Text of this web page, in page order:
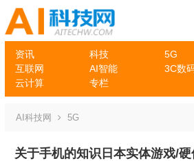
资讯 科技 5G
互联网
AI智能 3C数
云计算
专栏
AI科技网 5G
关于手机的知识日本实体游戏/